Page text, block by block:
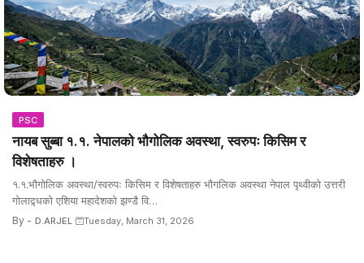
PSC
नायब सुब्बा १.१. नेपालको भौगोलिक अवस्था, स्वरुपः किसिम र
विशेषताहरु ।
१.१.भौगोलिक अवस्था/स्वरुपः किसिम र विशेषताहरु भौगलिक अवस्था नेपाल पृथ्वीको उत्तरी
गोलाद्र्धको एशिया महादेशको झण्डै वि…
By - D.ARJEL Tuesday, March 31, 2026